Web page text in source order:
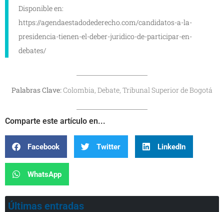
Disponible en:
https://agendaestadodederecho.com/candidatos-a-la-
presidencia-tienen-el-deber-juridico-de-participar-en-
debates/
Palabras Clave:Colombia, Debate, Tribunal Superior de Bogotá
Comparte este artículo en...
Facebook Twitter LinkedIn
WhatsApp
Últimas entradas